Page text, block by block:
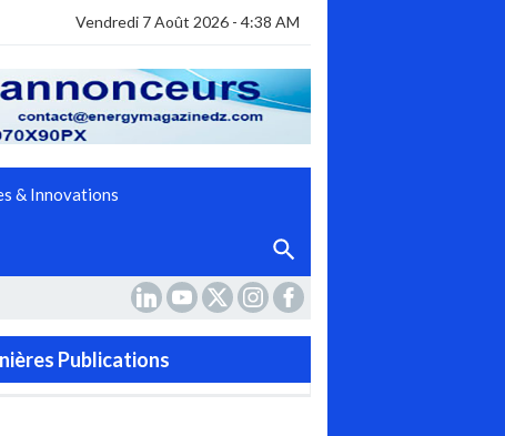
Vendredi 7 Août 2026 - 4:38 AM
& Innovations
_
Publications